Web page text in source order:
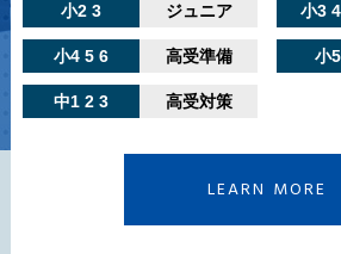
小2 3 ジュニア 小3
小4 5 6 高受準備 小
中1 2 3 高受対策
LEARN MORE